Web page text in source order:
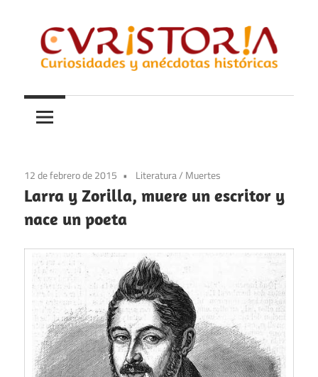
contenido
Curistoria
y
anécdotas
historia
12 de febrero de 2015 Literatura/ Muertes
Larra y Zorilla, muere un escritor y
nace un poeta